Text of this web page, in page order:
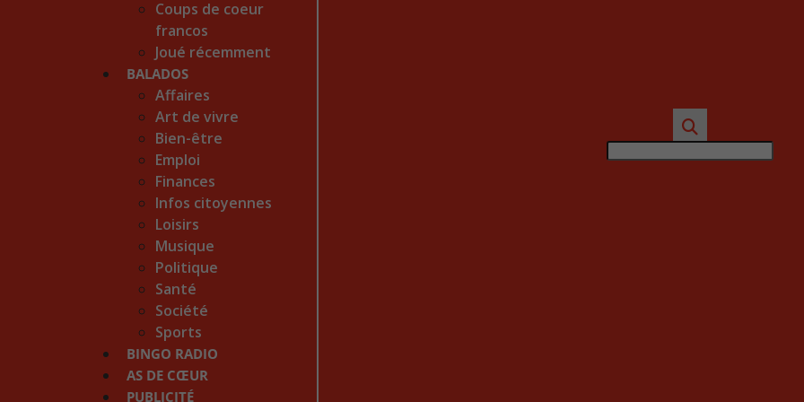
Coups de coeur
francos
Joué récemment
BALADOS
Affaires
Art de vivre
Bien-être
Emploi
Finances
Infos citoyennes
Loisirs
Musique
Politique
Santé
Société
Sports
BINGO RADIO
AS DE CŒUR
PUBLICITÉ